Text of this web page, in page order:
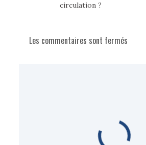
circulation ?
Les commentaires sont fermés